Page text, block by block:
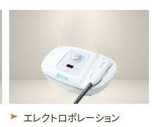
エレクトロポレーション